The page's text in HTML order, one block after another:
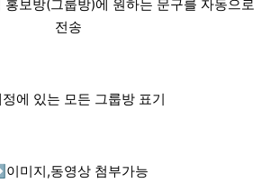
보방(그룹방)에 원하는 문구를 자동으로
전송
정에 있는 모든 그룹방 표기
이미지,동영상 첨부가능